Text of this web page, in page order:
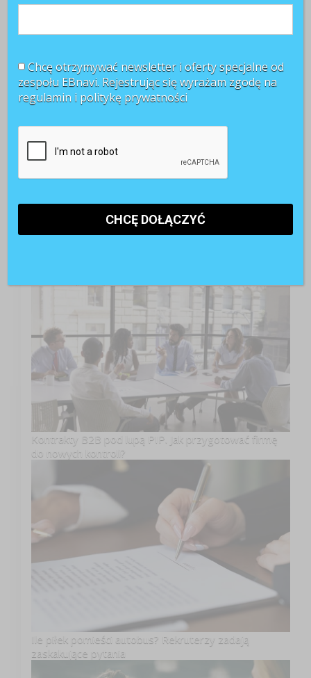
TOP 3 miesiąca
Kontrakty B2B pod lupą PIP. Jak przygotować firmę
do nowych kontroli?
Ile piłek pomieści autobus? Rekruterzy zadają
zaskakujące pytania
Chcę otrzymywać newsletter i oferty specjalne od
zespołu EBnavi. Rejestrując się wyrażam zgodę na
regulamin i politykę prywatności